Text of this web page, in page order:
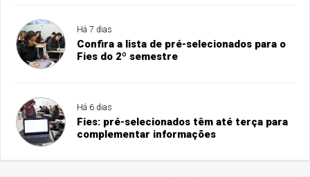
Há 7 dias
Confira a lista de pré-selecionados para o
Fies do 2º semestre
Há 6 dias
Fies: pré-selecionados têm até terça para
complementar informações